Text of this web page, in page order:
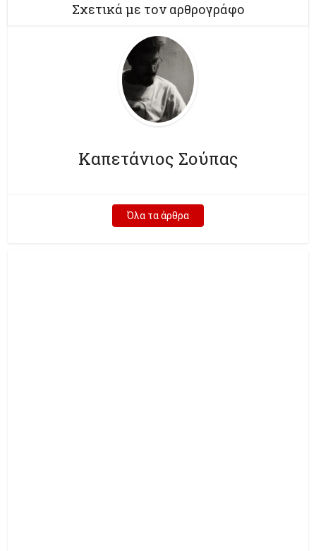
Σχετικά με τον αρθρογράφο
Καπετάνιος Σούπας
Όλα τα άρθρα